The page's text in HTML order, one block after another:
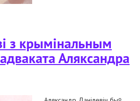
міжнароднай платформы
салідарнасць" у сувязі з ліквідацыяй
з крымінальным
Аляксандра